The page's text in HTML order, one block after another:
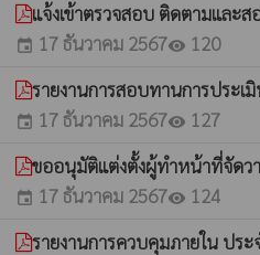
แจ้งเข้าตรวจสอบ ติดตามและ
event 17 ธันวาคม 2567visibility 120
รายงานการสอบทานการประ
event 17 ธันวาคม 2567visibility 127
ขออนุมัติแต่งตั้งผู้ทำหน้าที่จัดว
event 17 ธันวาคม 2567visibility 124
รายงานการควบคุมภายใน ปร